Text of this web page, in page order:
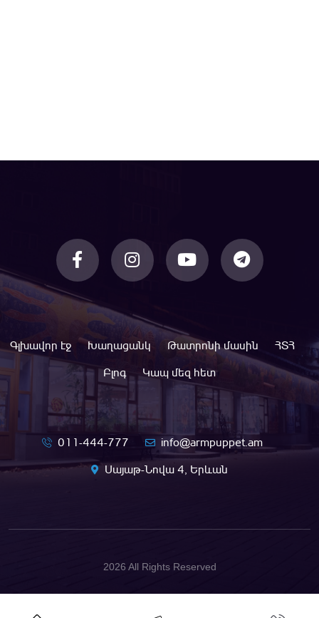
Գլխավոր էջ Խաղացանկ Թատրոնի մասին
ՀՏՀ
Բլոգ
Կապ մեզ հետ
011-444-777
info@armpuppet.am
Սայաթ-Նովա 4, Երևան
2026 All Rights Reserved